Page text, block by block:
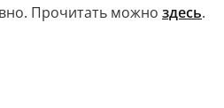
Прочитать можно здесь.